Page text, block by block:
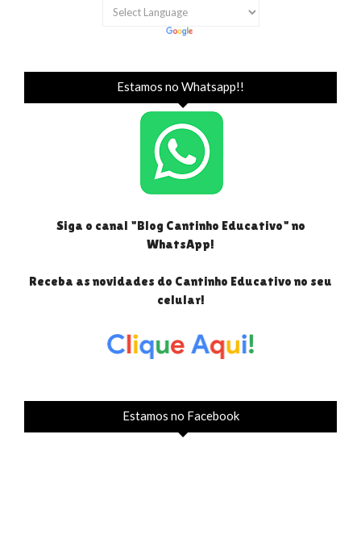
Estamos no Whatsapp!!
Siga o canal "Blog Cantinho Educativo" no
WhatsApp!
Receba as novidades do Cantinho Educativo no seu
celular!
Estamos no Facebook